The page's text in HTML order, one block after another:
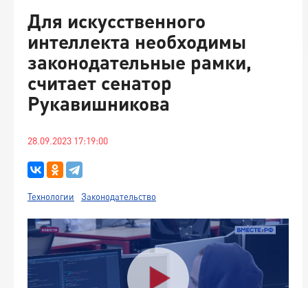
Для искусственного
интеллекта необходимы
законодательные рамки,
считает сенатор
Рукавишникова
28.09.2023 17:19:00
Технологии Законодательство